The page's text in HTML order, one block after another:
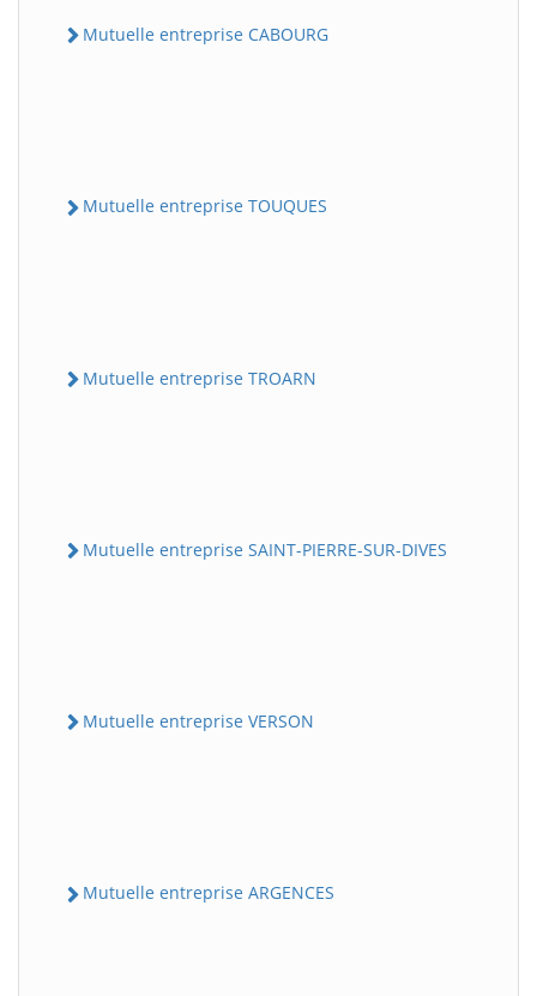
Mutuelle entreprise CABOURG
Mutuelle entreprise TOUQUES
Mutuelle entreprise TROARN
Mutuelle entreprise SAINT-PIERRE-SUR-DIVES
Mutuelle entreprise VERSON
Mutuelle entreprise ARGENCES